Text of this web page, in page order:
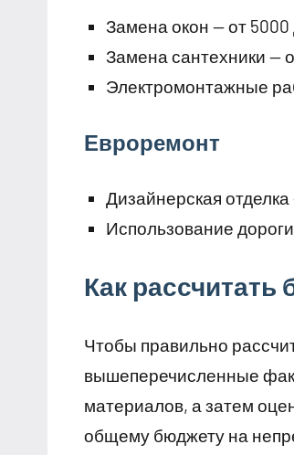
Замена окон — от 5000
Замена сантехники —
Электромонтажные
Евроремонт
Дизайнерская
Использование
Как
Чтобы правильно
вышеперечисленные
материалов, а затем
общему бюджету на